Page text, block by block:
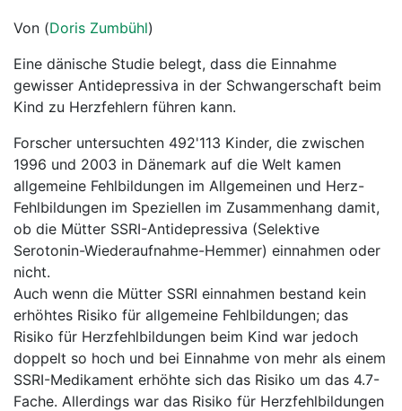
News
Ratgeber
Rubriken
Von (Doris Zumbühl)
Eine dänische Studie belegt, dass die Einnahme
gewisser Antidepressiva in der Schwangerschaft beim
Kind zu Herzfehlern führen kann.
Forscher untersuchten 492'113 Kinder, die zwischen
1996 und 2003 in Dänemark auf die Welt kamen
allgemeine Fehlbildungen im Allgemeinen und Herz-
Fehlbildungen im Speziellen im Zusammenhang damit,
ob die Mütter SSRI-Antidepressiva (Selektive
Serotonin-Wiederaufnahme-Hemmer) einnahmen oder
nicht.
Auch wenn die Mütter SSRI einnahmen bestand kein
erhöhtes Risiko für allgemeine Fehlbildungen; das
Risiko für Herzfehlbildungen beim Kind war jedoch
doppelt so hoch und bei Einnahme von mehr als einem
SSRI-Medikament erhöhte sich das Risiko um das 4.7-
Fache. Allerdings war das Risiko für Herzfehlbildungen